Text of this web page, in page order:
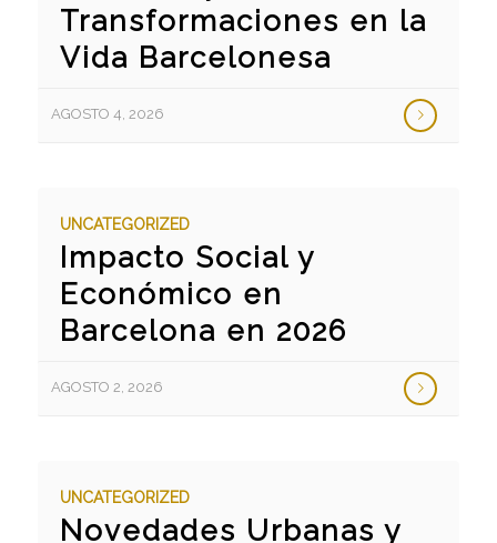
Transformaciones en la
Vida Barcelonesa
AGOSTO 4, 2026
UNCATEGORIZED
Impacto Social y
Económico en
Barcelona en 2026
AGOSTO 2, 2026
UNCATEGORIZED
Novedades Urbanas y